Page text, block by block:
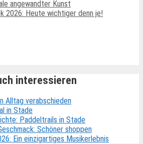
angewandter Kunst
2026: Heute wichtiger denn je!
interessieren
Alltag verabschieden
in Stade
Paddeltrails in Stade
Schöner shoppen
Ein einzigartiges Musikerlebnis